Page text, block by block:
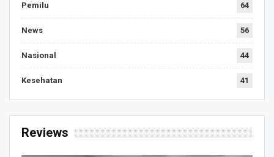
Pemilu 64
News 56
Nasional 44
Kesehatan 41
Reviews